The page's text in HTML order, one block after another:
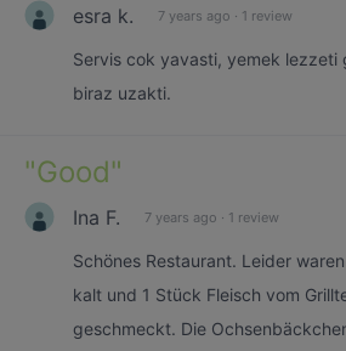
esra k. 7 years ago · 1 review
Servis cok yavasti, yemek lezzeti
biraz uzakti.
"Good"
Ina F. 7 years ago · 1 review
Schönes Restaurant. Leider
kalt und 1 Stück Fleisch vom
geschmeckt. Die